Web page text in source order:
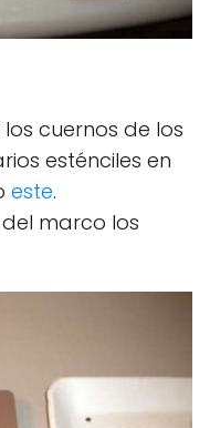
cuernos de los
esténciles en
este.
marco los